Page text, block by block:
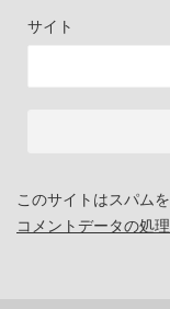
サイト
このサイトはスパム
コメントデータの処